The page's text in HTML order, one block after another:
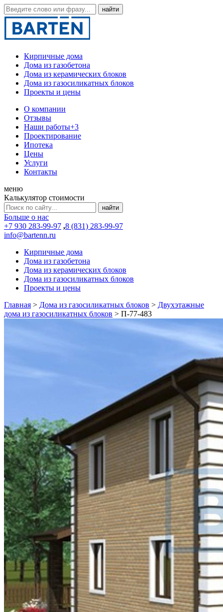
Кирпичные дома
Дома из газобетона
Дома из керамических блоков
Дома из газосиликатных блоков
Проекты и цены
О компании
Отзывы
Наши работы+3
Проектирование
Ипотека
Цены
Услуги
Контакты
меню
Калькулятор стоимости
Больше о нас
+7 930 283-99-97 ,8 (831) 283-99-97
info@bartenn.ru
Кирпичные дома
Дома из газобетона
Дома из керамических блоков
Дома из газосиликатных блоков
Проекты и цены
Главная > Дома из газосиликатных блоков > Двухэтажные
дома из газосиликатных блоков > П-77-483